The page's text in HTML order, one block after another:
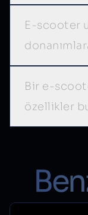
E-scooter
Bir e-
özellikler